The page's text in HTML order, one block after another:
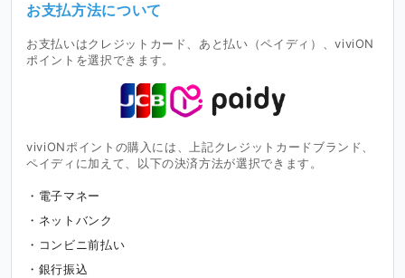
お支払方法について
お支払いはクレジットカード、あと払い（ペイディ）、viviON
ポイントを選択できます。
viviONポイントの購入には、上記クレジットカードブランド、
ペイディに加えて、以下の決済方法が選択できます。
電子マネー
ネットバンク
コンビニ前払い
銀行振込